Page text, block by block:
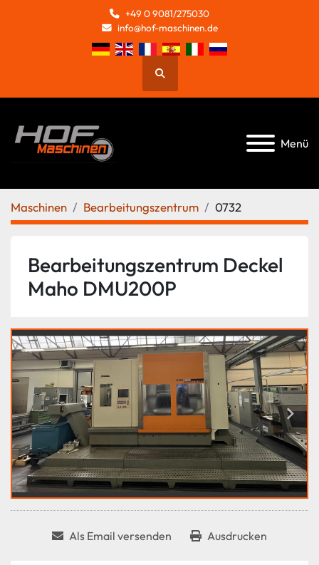
+49 0 9081/275030
info@hof-maschinen.de
Suche
Menü
Maschinen Bearbeitungszentrum 0732
Bearbeitungszentrum Deckel
Maho DMU200P
Als Email versenden Ausdrucken